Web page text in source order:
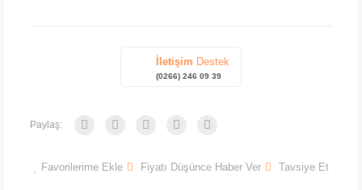
İletişim Destek
(0266) 246 09 39
Paylaş:
Favorilerime Ekle Fiyatı Düşünce Haber Ver Tavsiye Et